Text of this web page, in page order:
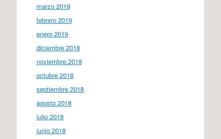
marzo 2019
febrero 2019
enero 2019
diciembre 2018
noviembre 2018
octubre 2018
septiembre 2018
agosto 2018
julio 2018
junio 2018